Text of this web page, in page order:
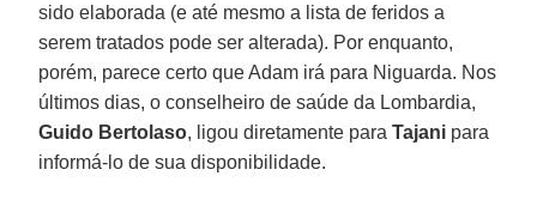
sido elaborada (e até mesmo a lista de feridos a
serem tratados pode ser alterada). Por enquanto,
porém, parece certo que Adam irá para Niguarda. Nos
últimos dias, o conselheiro de saúde da Lombardia,
Guido Bertolaso, ligou diretamente paraTajani para
informá-lo de sua disponibilidade.